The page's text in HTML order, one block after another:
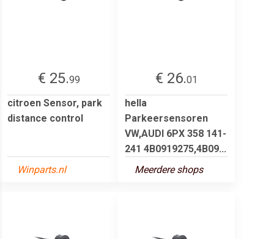
€ 25.99
citroen Sensor, park
distance control
Winparts.nl
€ 26.01
hella
Parkeersensoren
VW,AUDI 6PX 358 141-
241 4B0919275,4B09...
Meerdere shops